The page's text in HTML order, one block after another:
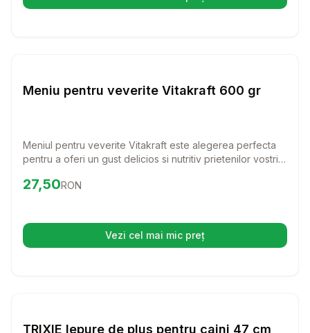
Meniu pentru veverite Vitakraft 600 gr
Meniul pentru veverite Vitakraft este alegerea perfecta
pentru a oferi un gust delicios si nutritiv prietenilor vostri
fiecare pachet aduce bucurie si vitalitate in viata
Preț:27.50
27,50RON
Vezi cel mai mic preț(se deschide într-o filă nouă)
Rozatoare
TRIXIE Iepure de plus pentru caini 47 cm